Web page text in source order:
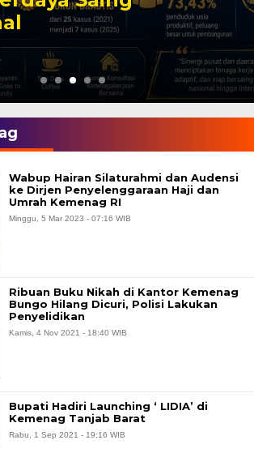
Wabup Hairan Silaturahmi dan Audensi
ke Dirjen Penyelenggaraan Haji dan
Umrah Kemenag RI
Minggu, 5 Mar 2023 - 07:16 WIB
Ribuan Buku Nikah di Kantor Kemenag
Bungo Hilang Dicuri, Polisi Lakukan
Penyelidikan
Kamis, 4 Nov 2021 - 18:40 WIB
Bupati Hadiri Launching ‘ LIDIA’ di
Kemenag Tanjab Barat
Rabu, 1 Sep 2021 - 19:16 WIB